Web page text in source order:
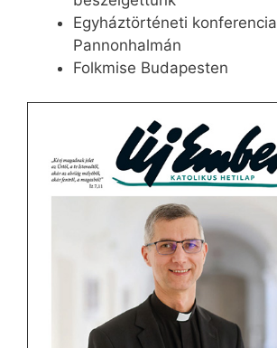
Egyháztörténeti konferencia
Pannonhalmán
Folkmise Budapesten